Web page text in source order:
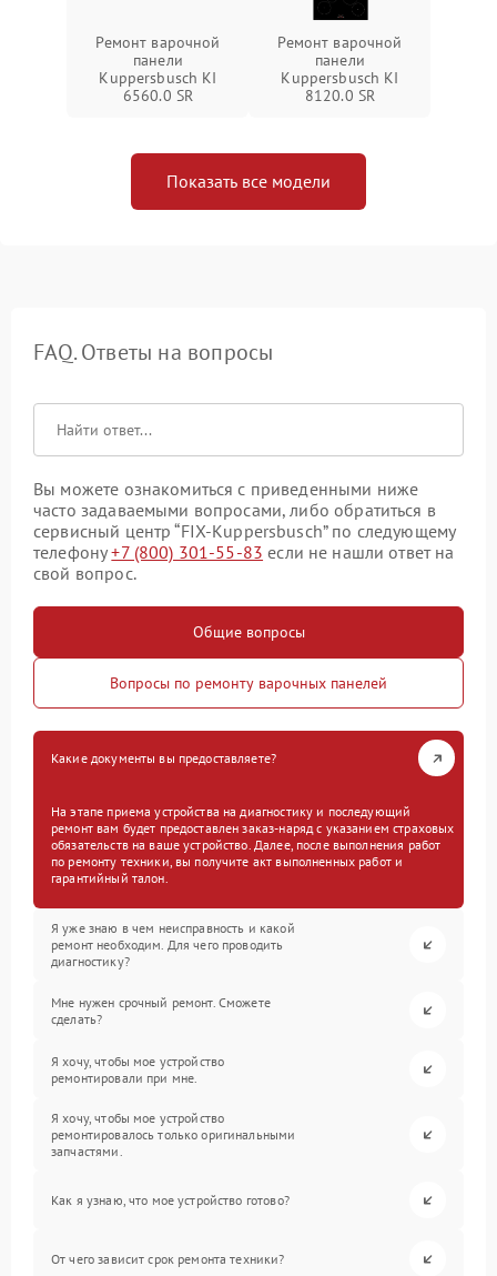
Ремонт варочной
панели
Kuppersbusch KI
6560.0 SR
Ремонт варочной
панели
Kuppersbusch KI
8120.0 SR
Показать все модели
FAQ. Ответы на вопросы
Вы можете ознакомиться с приведенными ниже
часто задаваемыми вопросами, либо обратиться в
сервисный центр “FIX-Kuppersbusch” по следующему
телефону+7 (800) 301-55-83 если не нашли ответ на
свой вопрос.
Общие вопросы
Вопросы по ремонту варочных панелей
Какие документы вы предоставляете?
На этапе приема устройства на диагностику и последующий
ремонт вам будет предоставлен заказ-наряд с указанием страховых
обязательств на ваше устройство. Далее, после выполнения работ
по ремонту техники, вы получите акт выполненных работ и
гарантийный талон.
Я уже знаю в чем неисправность и какой
ремонт необходим. Для чего проводить
диагностику?
Мне нужен срочный ремонт. Сможете
сделать?
Я хочу, чтобы мое устройство
ремонтировали при мне.
Я хочу, чтобы мое устройство
ремонтировалось только оригинальными
запчастями.
Как я узнаю, что мое устройство готово?
От чего зависит срок ремонта техники?